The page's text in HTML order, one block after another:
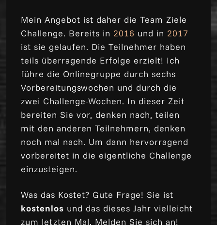
Mein Angebot ist daher die Team Ziele
Challenge. Bereits in 2016 und in 2017
ist sie gelaufen. Die Teilnehmer haben
teils überragende Erfolge erzielt! Ich
führe die Onlinegruppe durch sechs
Vorbereitungswochen und durch die
zwei Challenge-Wochen. In dieser Zeit
bereiten Sie vor, denken nach, teilen
mit den anderen Teilnehmern, denken
noch mal nach. Um dann hervorragend
vorbereitet in die eigentliche Challenge
einzusteigen.
Was das Kostet? Gute Frage! Sie ist
kostenlos und das dieses Jahr vielleicht
zum letzten Mal. Melden Sie sich an!